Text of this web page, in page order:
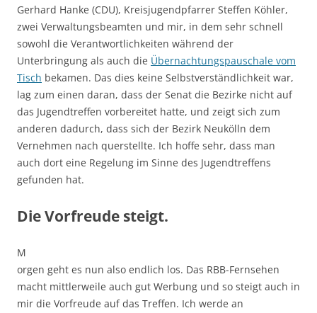
Gerhard Hanke (CDU), Kreisjugendpfarrer Steffen Köhler,
zwei Verwaltungsbeamten und mir, in dem sehr schnell
sowohl die Verantwortlichkeiten während der
Unterbringung als auch die Übernachtungspauschale vom
Tisch bekamen. Das dies keine Selbstverständlichkeit war,
lag zum einen daran, dass der Senat die Bezirke nicht auf
das Jugendtreffen vorbereitet hatte, und zeigt sich zum
anderen dadurch, dass sich der Bezirk Neukölln dem
Vernehmen nach querstellte. Ich hoffe sehr, dass man
auch dort eine Regelung im Sinne des Jugendtreffens
gefunden hat.
Die Vorfreude steigt.
M
orgen geht es nun also endlich los. Das RBB-Fernsehen
macht mittlerweile auch gut Werbung und so steigt auch in
mir die Vorfreude auf das Treffen. Ich werde an